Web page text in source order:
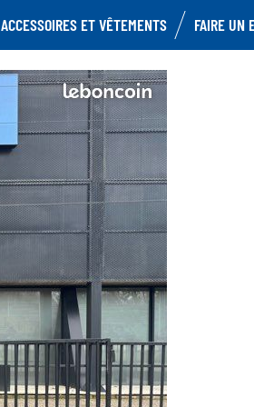
ACCESSOIRES ET VÊTEMENTS FAIRE UN